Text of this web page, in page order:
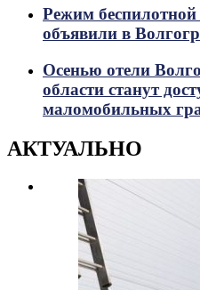
Режим беспилотной
объявили в
Осенью отели
области станут
маломобильных
АКТУАЛЬНО